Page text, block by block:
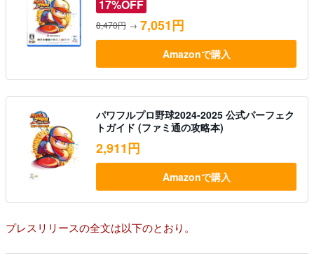
17%OFF
8,470円 → 7,051円
Amazonで購入
パワフルプロ野球2024-2025 公式パーフェク
トガイド (ファミ通の攻略本)
2,911円
Amazonで購入
プレスリリースの全文は以下のとおり。